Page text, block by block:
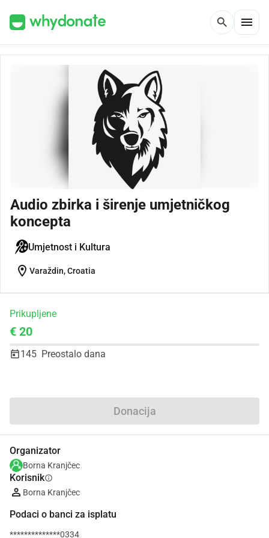
search menu
Audio zbirka i širenje umjetničkog
koncepta
Umjetnost i Kultura
location_on Varaždin, Croatia
Prikupljene
€ 20
145 Preostalo dana
Donacija
Organizator
Borna Kranjčec
Korisnikinfo
Borna Kranjčec
Podaci o banci za isplatu
**************0334